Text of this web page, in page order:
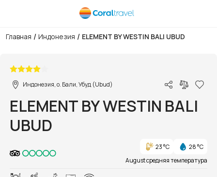
Главная / Индонезия / ELEMENT BY WESTIN BALI UBUD
Индонезия, о. Бали, Убуд (Ubud)
ELEMENT BY WESTIN BALI
UBUD
23 °C
28 °C
August средняя температура